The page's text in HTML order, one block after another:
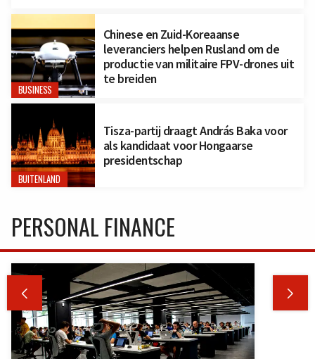
BUSINESS
Chinese en Zuid-Koreaanse
leveranciers helpen Rusland om de
productie van militaire FPV-drones uit
te breiden
BUITENLAND
Tisza-partij draagt András Baka voor
als kandidaat voor Hongaarse
presidentschap
PERSONAL FINANCE
 